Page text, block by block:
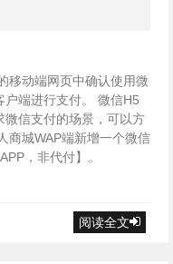
移动端网页中确认使用微
端进行支付。 微信H5
信支付的场景，可以方
商城WAP端新增一个微信
，非代付】。
阅读全文